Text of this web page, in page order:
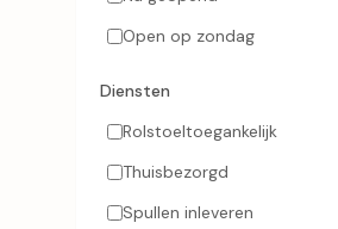
Open op zondag
Diensten
Rolstoeltoegankelijk
Thuisbezorgd
Spullen inleveren